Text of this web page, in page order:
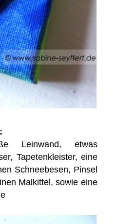
Leinwand, etwas
Tapetenkleister, eine
Schneebesen, Pinsel
Malkittel, sowie eine